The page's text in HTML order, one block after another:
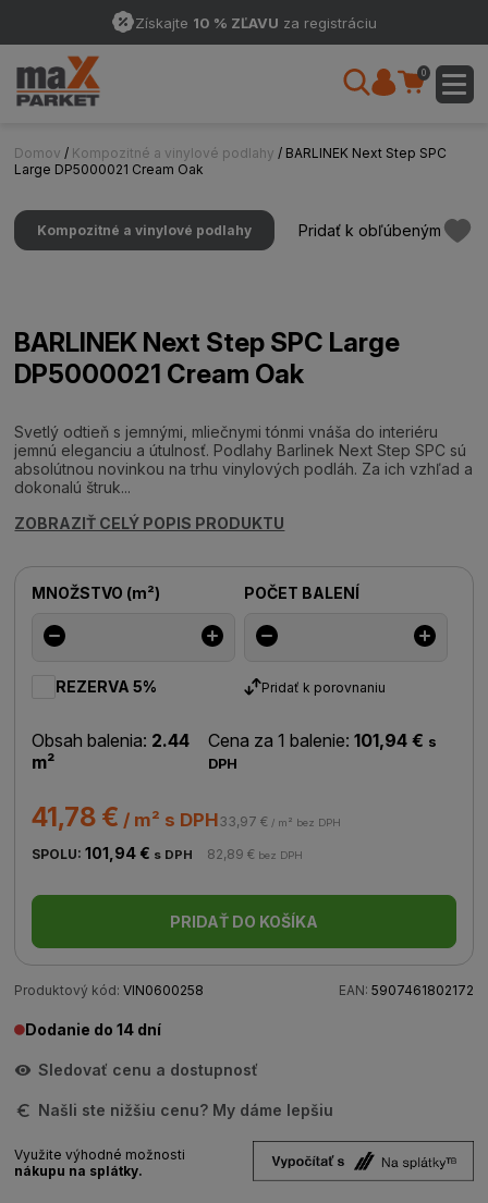
Získajte 10 % ZĽAVU za registráciu
0
Domov / Kompozitné a vinylové podlahy / BARLINEK Next Step SPC
Large DP5000021 Cream Oak
Kompozitné a vinylové podlahy Pridať k obľúbeným
BARLINEK Next Step SPC Large
DP5000021 Cream Oak
Svetlý odtieň s jemnými, mliečnymi tónmi vnáša do interiéru
jemnú eleganciu a útulnosť. Podlahy Barlinek Next Step SPC sú
absolútnou novinkou na trhu vinylových podláh. Za ich vzhľad a
dokonalú štruk...
ZOBRAZIŤ CELÝ POPIS PRODUKTU
MNOŽSTVO (m²) POČET BALENÍ
REZERVA 5% Pridať k porovnaniu
Obsah balenia: 2.44
m²
Cena za 1 balenie: 101,94 € s
DPH
41,78 € / m² s DPH33,97 € / m² bez DPH
SPOLU:101,94 € s DPH 82,89 € bez DPH
PRIDAŤ DO KOŠÍKA
Produktový kód: VIN0600258 EAN: 5907461802172
Dodanie do 14 dní
Sledovať cenu a dostupnosť
Našli ste nižšiu cenu? My dáme lepšiu
Využite výhodné možnosti
nákupu na splátky.